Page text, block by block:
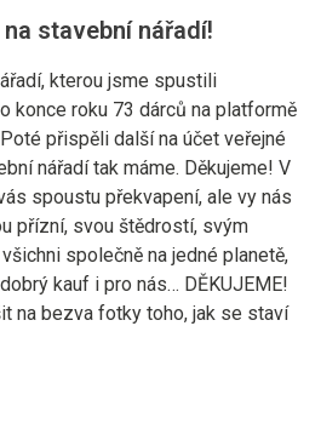
stavební nářadí!
kterou jsme spustili
konce roku 73 dárců na platformě
přispěli další na účet veřejné
nářadí tak máme. Děkujeme! V
spoustu překvapení, ale vy nás
přízní, svou štědrostí, svým
společně na jedné planetě,
kauf i pro nás… DĚKUJEME!
na bezva fotky toho, jak se staví